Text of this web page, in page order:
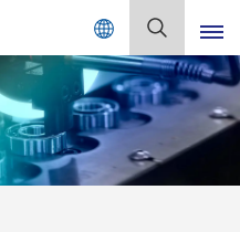
English
Français